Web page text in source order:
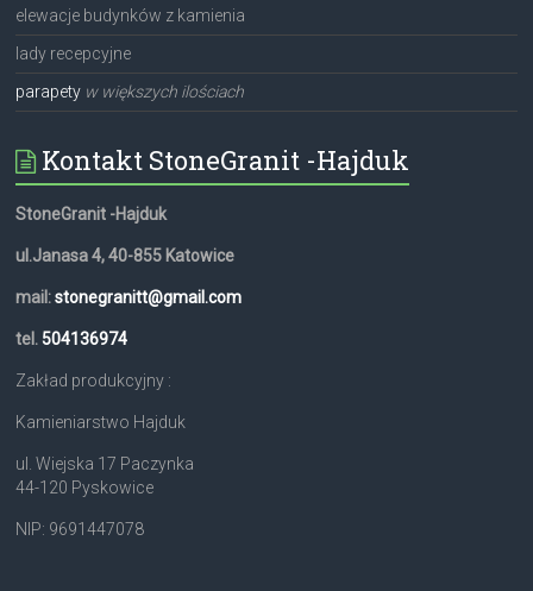
elewacje budynków z kamienia
lady recepcyjne
parapety w większych ilościach
Kontakt StoneGranit -Hajduk
StoneGranit -Hajduk
ul.Janasa 4, 40-855 Katowice
mail:stonegranitt@gmail.com
tel. 504136974
Zakład produkcyjny :
Kamieniarstwo Hajduk
ul. Wiejska 17 Paczynka
44-120 Pyskowice
NIP: 9691447078